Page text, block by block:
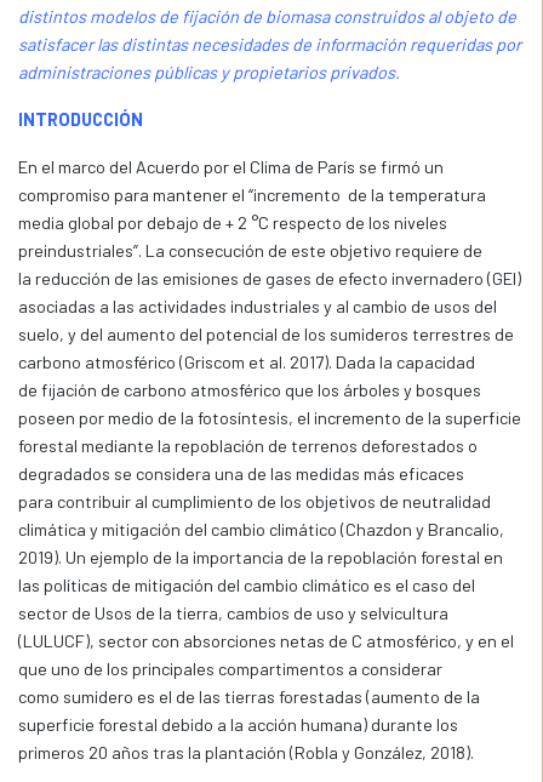
distintos modelos de fijación de biomasa construidos al objeto de
satisfacer las distintas necesidades de información requeridas por
administraciones públicas y propietarios privados.
INTRODUCCIÓN
En el marco del Acuerdo por el Clima de París se firmó un
compromiso para mantener el “incremento de la temperatura
media global por debajo de + 2 °C respecto de los niveles
preindustriales”. La consecución de este objetivo requiere de
la reducción de las emisiones de gases de efecto invernadero (GEI)
asociadas a las actividades industriales y al cambio de usos del
suelo, y del aumento del potencial de los sumideros terrestres de
carbono atmosférico (Griscom et al. 2017). Dada la capacidad
de fijación de carbono atmosférico que los árboles y bosques
poseen por medio de la fotosíntesis, el incremento de la superficie
forestal mediante la repoblación de terrenos deforestados o
degradados se considera una de las medidas más eficaces
para contribuir al cumplimiento de los objetivos de neutralidad
climática y mitigación del cambio climático (Chazdon y Brancalio,
2019). Un ejemplo de la importancia de la repoblación forestal en
las políticas de mitigación del cambio climático es el caso del
sector de Usos de la tierra, cambios de uso y selvicultura
(LULUCF), sector con absorciones netas de C atmosférico, y en el
que uno de los principales compartimentos a considerar
como sumidero es el de las tierras forestadas (aumento de la
superficie forestal debido a la acción humana) durante los
primeros 20 años tras la plantación (Robla y González, 2018).